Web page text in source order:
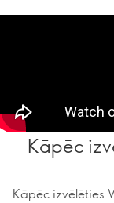
Kāpēc
Kāpēc izvēlēties